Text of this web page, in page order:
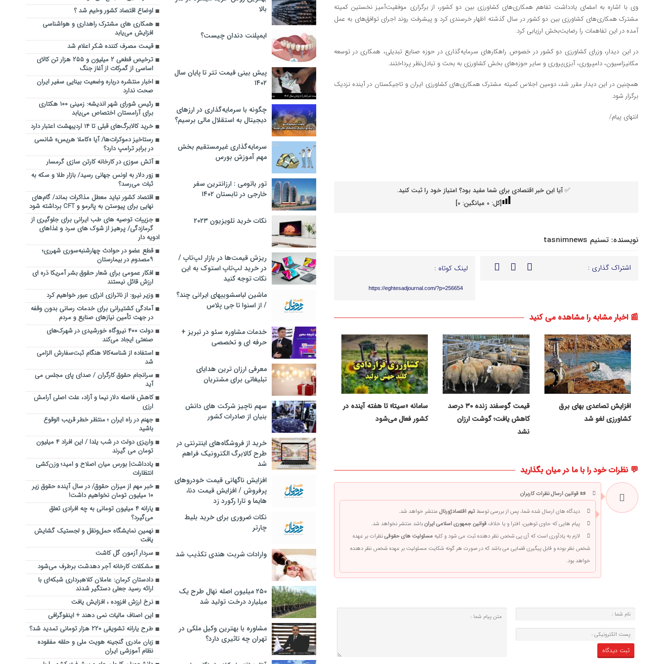
وی با اشاره به امضای یادداشت تفاهم همکاری‌های کشاورزی بین دو کشور، از برگزاری موفقیت‌آمیز نخستین کمیته
مشترک همکاری‌های کشاورزی بین دو کشور در سال گذشته اظهار خرسندی کرد و پیشرفت روند اجرای توافق‌های به عمل
آمده در این تفاهمات را رضایت‌بخش ارزیابی کرد.
در این دیدار، وزرای کشاورزی دو کشور در خصوص راهکارهای سرمایه‌گذاری در حوزه صنایع تبدیلی، همکاری در توسعه
مکانیزاسیون، دامپروری، آبزی‌پروری و سایر حوزه‌های بخش کشاورزی به بحث و تبادل‌نظر پرداختند.
همچنین در این دیدار مقرر شد، دومین اجلاس کمیته مشترک همکاری‌های کشاورزی ایران و تاجیکستان در آینده نزدیک
برگزار شود.
انتهای پیام/
✅ آیا این خبر اقتصادی برای شما مفید بود؟ امتیاز خود را ثبت کنید.
[کل: 0 میانگین: 0
]
نویسنده: تسنیم tasnimnews
اشتراک گذاری : لینک کوتاه :
https://eghtesadjournal.com/?p=256654
📰 اخبار مشابه را مشاهده می کنید
افزایش تصاعدی بهای برق
کشاورزی لغو شد
قیمت گوسفند زنده ۳۰ درصد
کاهش یافت؛ گوشت ارزان
نشد
سامانه «سیتا» تا هفته آینده در
کشور فعال می‌شود
💬 نظرات خود را با ما در میان بگذارید
📜 قوانین ارسال نظرات کاربران
دیدگاه های ارسال شده شما، پس از بررسی توسط تیم اقتصادژورنال منتشر خواهد شد.
پیام هایی که حاوی توهین، افترا و یا خلاف قوانین جمهوری اسلامی ایرانباشد منتشر نخواهد شد.
لازم به یادآوری است که آی پی شخص نظر دهنده ثبت می شود و کلیه مسئولیت های حقوقینظرات بر عهده
شخص نظر بوده و قابل پیگیری قضایی می باشد که در صورت هر گونه شکایت مسئولیت بر عهده شخص نظر دهنده
خواهد بود.
بالا
ایمپلنت دندان چیست؟
پیش بینی قیمت تتر تا پایان سال
۱۴۰۲
چگونه با سرمایه‌گذاری در ارزهای
دیجیتال به استقلال مالی برسیم؟
سرمایه‌گذاری غیرمستقیم بخش
مهم آموزش بورس
تور باتومی : ارزانترین سفر
خارجی در تابستان ۱۴۰۲
نکات خرید تلویزیون ۲۰۲۳
ریزش قیمت‌ها در بازار لپ‌تاپ /
در خرید لپ‌تاپ استوک به این
نکات توجه کنید
ماشین لباسشویی‎های ایرانی چند؟
/ از اسنوا تا جی پلاس
خدمات مشاوره سئو در تبریز +
حرفه ای و تخصصی
معرفی ارزان ترین هدایای
تبلیغاتی برای مشتریان
سهم ناچیز شرکت های دانش
بنیان از صادرات کشور
خرید از فروشگاه‌های اینترنتی در
طرح کالابرگ الکترونیک فراهم
شد
افزایش ناگهانی قیمت خودروهای
پرفروش / افزایش قیمت دنا،
هایما و تارا رکورد زد
نکات ضروری برای خرید بلیط
چارتر
وارادات شربت هندی تکذیب شد
۲۵۰ میلیون اصله نهال طرح یک
میلیارد درخت تولید شد
مشاوره با بهترین وکیل ملکی در
تهران چه تاثیری دارد؟
اوضاع اقتصاد کشور وخیم شد ؟
همکاری‌ های مشترک راهداری و هواشناسی
افزایش می‌یابد
قیمت مصرف کننده شکر اعلام شد
ترخیص قطعی ۲ میلیون و ۲۵۵ هزار تن کالای
اساسی از گمرکات از آغاز جنگ
اخبار منتشره درباره وضعیت بینایی سفیر ایران
صحت ندارد
رئیس شورای شهر اندیشه: زمینی ۱۰۰ هکتاری
برای آرامستان اختصاص می‌یابد
خرید کالابرگ‌های قبلی تا ۱۴ اردیبهشت اعتبار دارد
رستاخیز دموکرات‌ها/ آیا «کاملا هریس» شانسی
در برابر ترامپ دارد؟
آتش سوزی در کارخانه کارتن سازی گرمسار
زور دلار به اونس جهانی رسید/ بازار طلا و سکه به
ثبات می‌رسد؟
اقتصاد کشور نباید معطل مذاکرات بماند/ گام‌های
نهایی برای پیوستن به پالرمو و CFT برداشته شود
جزییات توصیه های طب ایرانی برای جلوگیری از
گرمازدگی/ پرهیز از شوک های سرد و غذاهای
ادویه دار
قطع عضو در حوادث چهارشنبه‌سوری شهرری؛
۹مصدوم در بیمارستان
افکار عمومی برای شعار حقوق بشر آمریکا ذره ای
ارزش قائل نیستند
وزیر نیرو: از ناترازی انرژی عبور خواهیم کرد
آمادگی کشتیرانی برای خدمات رسانی بدون وقفه
در جهت تأمین نیازهای صنایع و مردم
دولت ۴۰۰ نیروگاه خورشیدی در شهرک‌های
صنعتی ایجاد می‌کند
استفاده از شناسه‌کالا هنگام ثبت‌سفارش الزامی
شد
سرانجام حقوق کارگران / صدای پای مجلس می
آید
کاهش فاصله دلار نیما و آزاد، علت اصلی آرامش
ارزی
جهنم در راه ایران ؛ منتظر خطر قریب‌ الوقوع
باشید
واریزی دولت در شب یلدا / این افراد ۴ میلیون
تومان می گیرند
یادداشت| بورس میان اصلاح و امید؛ وزن‌کشی
انتظارات
خبر مهم از میزان حقوق/ در سال آینده حقوق زیر
۱۰ میلیون تومان نخواهیم داشت!
یارانه ۴ میلیون تومانی به چه افرادی تعلق
می‌گیرد؟
نهمین نمایشگاه حمل‌ونقل و لجستیک گشایش
یافت
سردار آزمون گل کاشت
مشکلات کارخانه آجر دهدشت برطرف می‌شود
دادستان کرمان: عاملان کلاهبرداری شبکه‌ای با
ارائه رسید جعلی دستگیر شدند
نرخ ارزش افزوده ، افزایش یافت
این اصناف مالیات نمی دهند + اینفوگرافی
طرح یارانه تشویقی ۲۲۰ هزار تومانی تمدید شد؟
زبان مادری گنجینه هویت ملی و حلقه مفقوده
نظام آموزشی ایران